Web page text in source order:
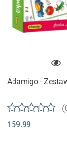
Adamigo -
159.99